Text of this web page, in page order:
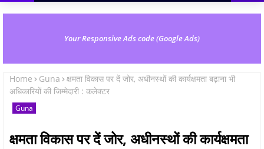
Your Responsive Ads code (Google Ads)
Home Guna
क्षमता विकास पर दें जोर, अधीनस्थों की कार्यक्षमता बढ़ाना भी
अधिकारियों की जिम्मेदारी : कलेक्टर
Guna
क्षमता विकास पर दें जोर, अधीनस्थों की कार्यक्षमता